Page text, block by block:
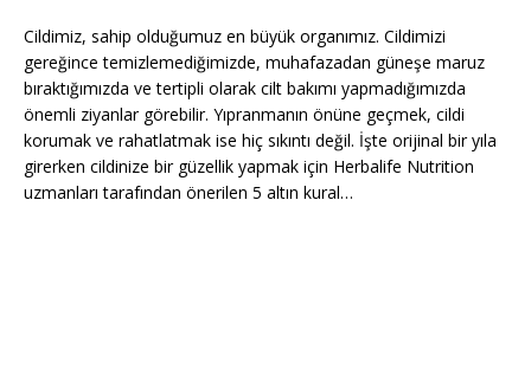
Cildimiz, sahip olduğumuz en büyük organımız. Cildimizi
gereğince temizlemediğimizde, muhafazadan güneşe maruz
bıraktığımızda ve tertipli olarak cilt bakımı yapmadığımızda
önemli ziyanlar görebilir. Yıpranmanın önüne geçmek, cildi
korumak ve rahatlatmak ise hiç sıkıntı değil. İşte orijinal bir yıla
girerken cildinize bir güzellik yapmak için Herbalife Nutrition
uzmanları tarafından önerilen 5 altın kural…